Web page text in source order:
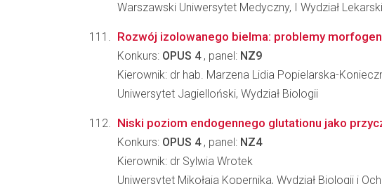
Warszawski Uniwersytet Medyczny, I Wydział Lekarski
Rozwój izolowanego bielma: problemy
Konkurs: OPUS 4, panel: NZ9
Kierownik: dr hab. Marzena Lidia Popielarska-
Uniwersytet Jagielloński, Wydział Biologii
Niski poziom endogennego glutationu jako
Konkurs: OPUS 4, panel: NZ4
Kierownik: dr Sylwia Wrotek
Uniwersytet Mikołaja Kopernika, Wydział Biologii i